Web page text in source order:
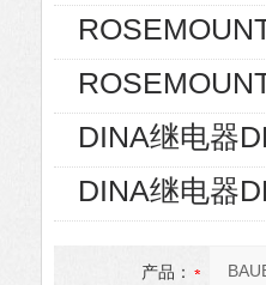
DINA继电器
DINA继电器
产品：